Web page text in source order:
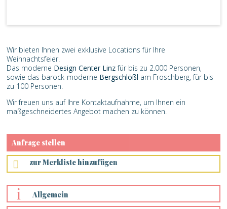
Wir bieten Ihnen zwei exklusive Locations für Ihre
Weihnachtsfeier.
Das moderne Design Center Linzfür bis zu 2.000 Personen,
sowie das barock-moderne Bergschlößl am Froschberg, für bis
zu 100 Personen.
Wir freuen uns auf Ihre Kontaktaufnahme, um Ihnen ein
maßgeschneidertes Angebot machen zu können.
Für eine glanzvolle Weihnachtsfeier wählen Sie zwischen dem
romantischen Bergschlößl und dem modernen, großzügigen
Design Center.
Ihrer Weihnachtsfeier im Design Center oder Bergschlößl
erinnern. Wir bieten Ihnen dafür flexible Räumlichkeiten, ganz
nach Vorliebe.
Anfrage stellen
zur Merkliste hinzufügen
Allgemein